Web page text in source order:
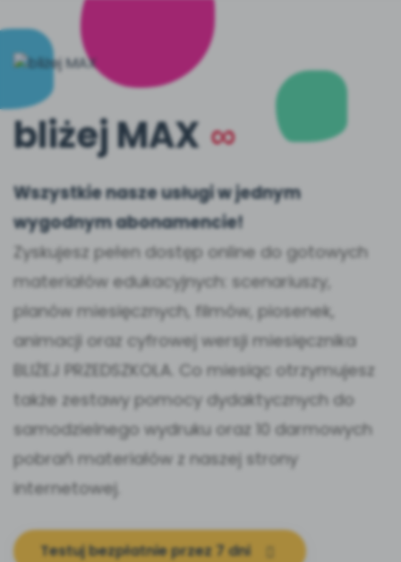
bliżej MAX ∞
Wszystkie nasze usługi w jednym
wygodnym abonamencie!
Zyskujesz pełen dostęp online do gotowych
materiałów edukacyjnych: scenariuszy,
planów miesięcznych, filmów, piosenek,
animacji oraz cyfrowej wersji miesięcznika
BLIŻEJ PRZEDSZKOLA. Co miesiąc otrzymujesz
także zestawy pomocy dydaktycznych do
samodzielnego wydruku oraz 10 darmowych
pobrań materiałów z naszej strony
internetowej.
Testuj bezpłatnie przez 7 dni